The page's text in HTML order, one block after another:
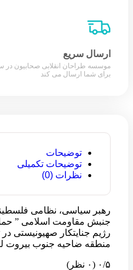
ارسال سریع
موسسه طراحان انقلابی صحابیون در
برای شما ارسال می کند
توضیحات
توضیحات تکمیلی
نظرات (0)
رهبر سیاسی، نظامی
جنبش مقاومت اسلامی ”
منطقه ضاحیه جنوب بیروت
‫۰/۵ ‫(۰ نظر)